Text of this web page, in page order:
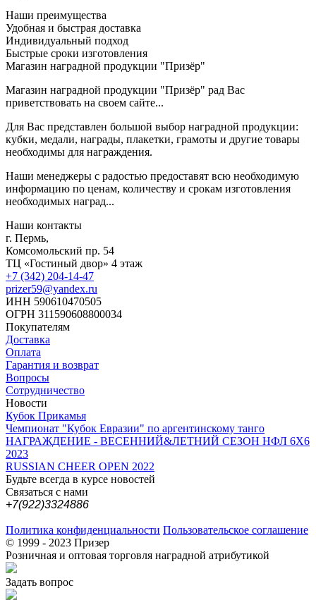
Наши преимущества
Удобная и быстрая доставка
Индивидуальный подход
Быстрые сроки изготовления
Магазин наградной продукции "Призёр"
Магазин наградной продукции "Призёр" рад Вас
приветствовать на своем сайте...
Для Вас представлен большой выбор наградной продукции:
кубки, медали, награды, плакетки, грамоты и другие товары
необходимы для награждения.
Наши менеджеры с радостью предоставят всю необходимую
информацию по ценам, количеству и срокам изготовления
необходимых наград...
Наши контакты
г. Пермь,
Комсомольский пр. 54
ТЦ «Гостиный двор» 4 этаж
+7 (342) 204-14-47
prizer59@yandex.ru
ИНН 590610470505
ОГРН 311590608800034
Покупателям
Доставка
Оплата
Гарантия и возврат
Вопросы
Сотрудничество
Новости
Кубок Прикамья
Чемпионат "Кубок Евразии" по аргентинскому танго
НАГРАЖДЕНИЕ - ВЕСЕННИЙ&ЛЕТНИЙ СЕЗОН НФЛ 6Х6
2023
RUSSIAN CHEER OPEN 2022
Будьте всегда в курсе новостей
Связаться с нами
+7(922)3324886
Политика конфиденциальности Пользовательское соглашение
© 1999 - 2023 Призер
Розничная и оптовая торговля наградной атрибутикой
Задать вопрос